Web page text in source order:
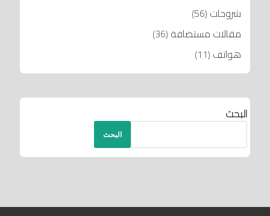
شروحات (56)
مقالات مستضافة (36)
هواتف (11)
البحث
البحث